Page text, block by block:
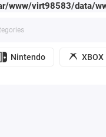
www/virt98583/data/
Nintendo XBOX